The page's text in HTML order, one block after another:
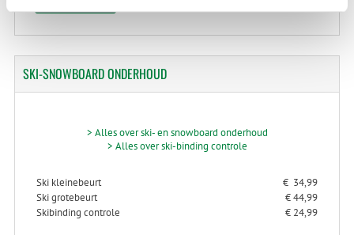
SKI-SNOWBOARDONDERHOUD
> Alles over ski- en snowboard onderhoud
> Alles over ski-binding controle
Ski kleinebeurt
€ 34,99
Ski grotebeurt
€ 44,99
Skibinding controle
€ 24,99